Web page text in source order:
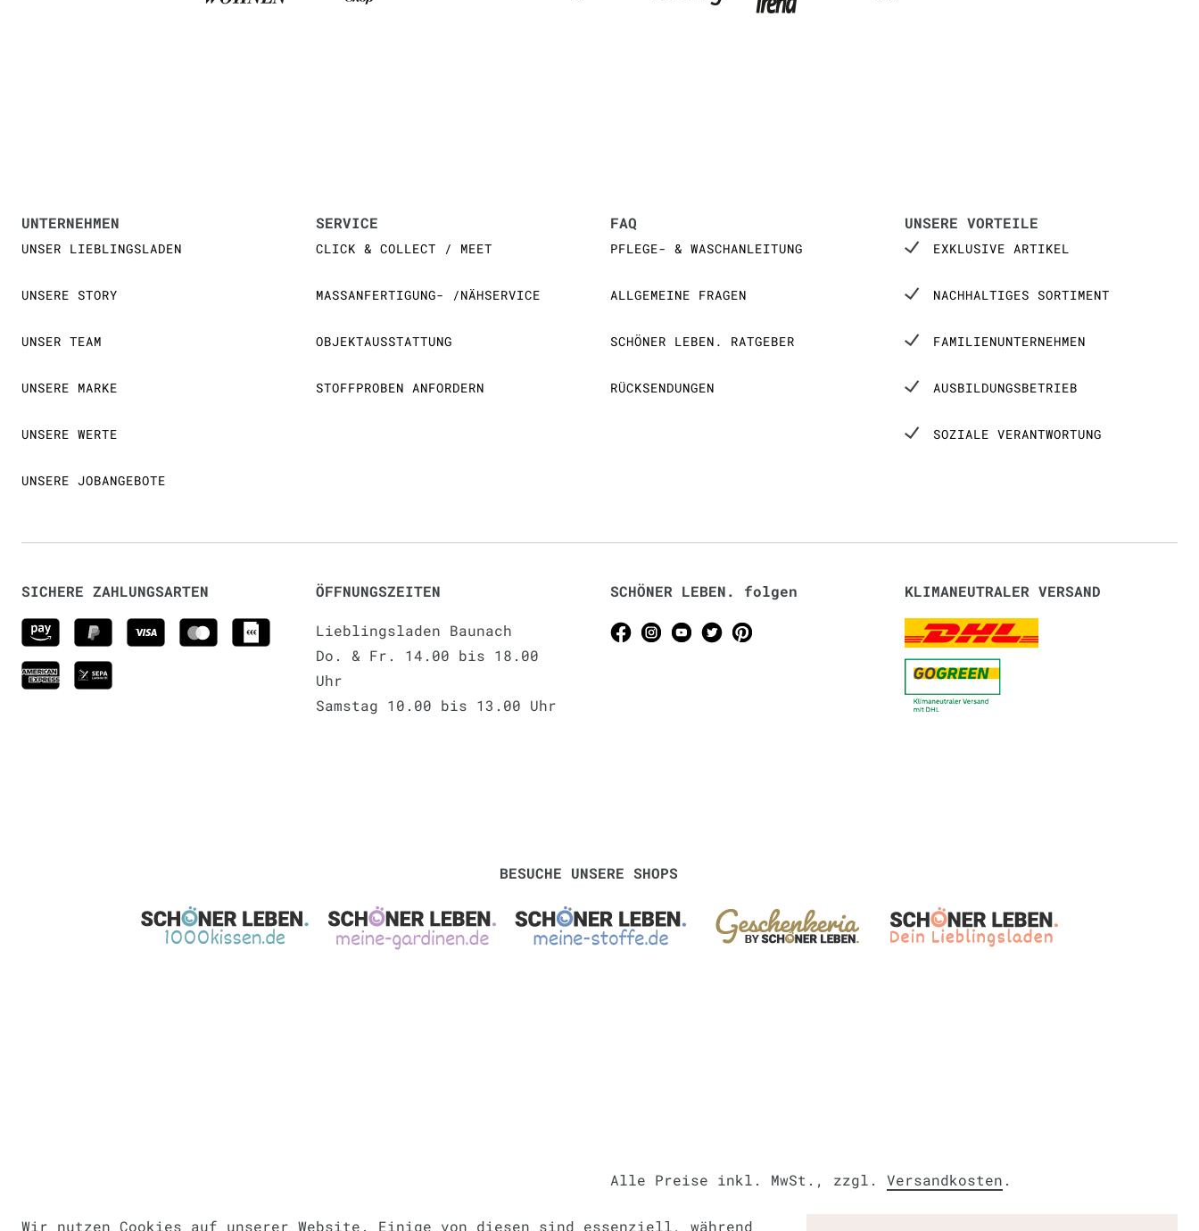
UNTERNEHMEN
UNSER LIEBLINGSLADEN
UNSERE STORY
UNSER TEAM
UNSERE MARKE
UNSERE WERTE
UNSERE JOBANGEBOTE
SERVICE
CLICK & COLLECT / MEET
MASSANFERTIGUNG- /NÄHSERVICE
OBJEKTAUSSTATTUNG
STOFFPROBEN ANFORDERN
FAQ
PFLEGE- & WASCHANLEITUNG
ALLGEMEINE FRAGEN
SCHÖNER LEBEN. RATGEBER
RÜCKSENDUNGEN
UNSERE VORTEILE
EXKLUSIVE ARTIKEL
NACHHALTIGES SORTIMENT
FAMILIENUNTERNEHMEN
AUSBILDUNGSBETRIEB
SOZIALE VERANTWORTUNG
SICHERE ZAHLUNGSARTEN ÖFFNUNGSZEITEN
Lieblingsladen Baunach
Do. & Fr. 14.00 bis 18.00
Uhr
Samstag 10.00 bis 13.00 Uhr
SCHÖNER LEBEN. folgen KLIMANEUTRALER VERSAND
BESUCHE UNSERE SHOPS
Wir nutzen Cookies auf unserer Website. Einige von diesen sind essenziell, während
Alle Preise inkl. MwSt., zzgl. Versandkosten .
© 2023 SCHÖNER LEBEN.